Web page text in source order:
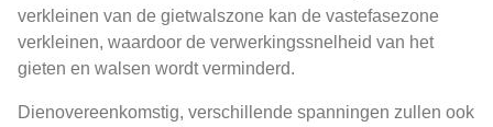
verkleinen van de gietwalszone kan de vastefasezone
verkleinen, waardoor de verwerkingssnelheid van het
gieten en walsen wordt verminderd.
Dienovereenkomstig, verschillende spanningen zullen ook